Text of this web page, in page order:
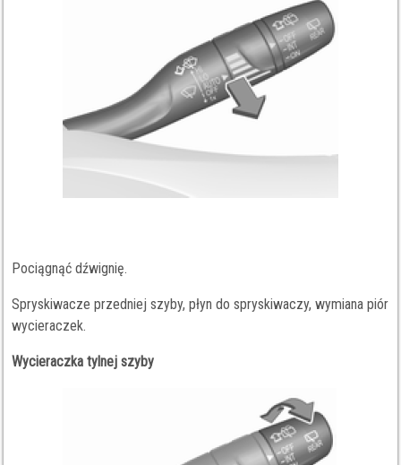
Pociągnąć dźwignię.
Spryskiwacze przedniej szyby, płyn do spryskiwaczy, wymiana piór
wycieraczek.
Wycieraczka tylnej szyby